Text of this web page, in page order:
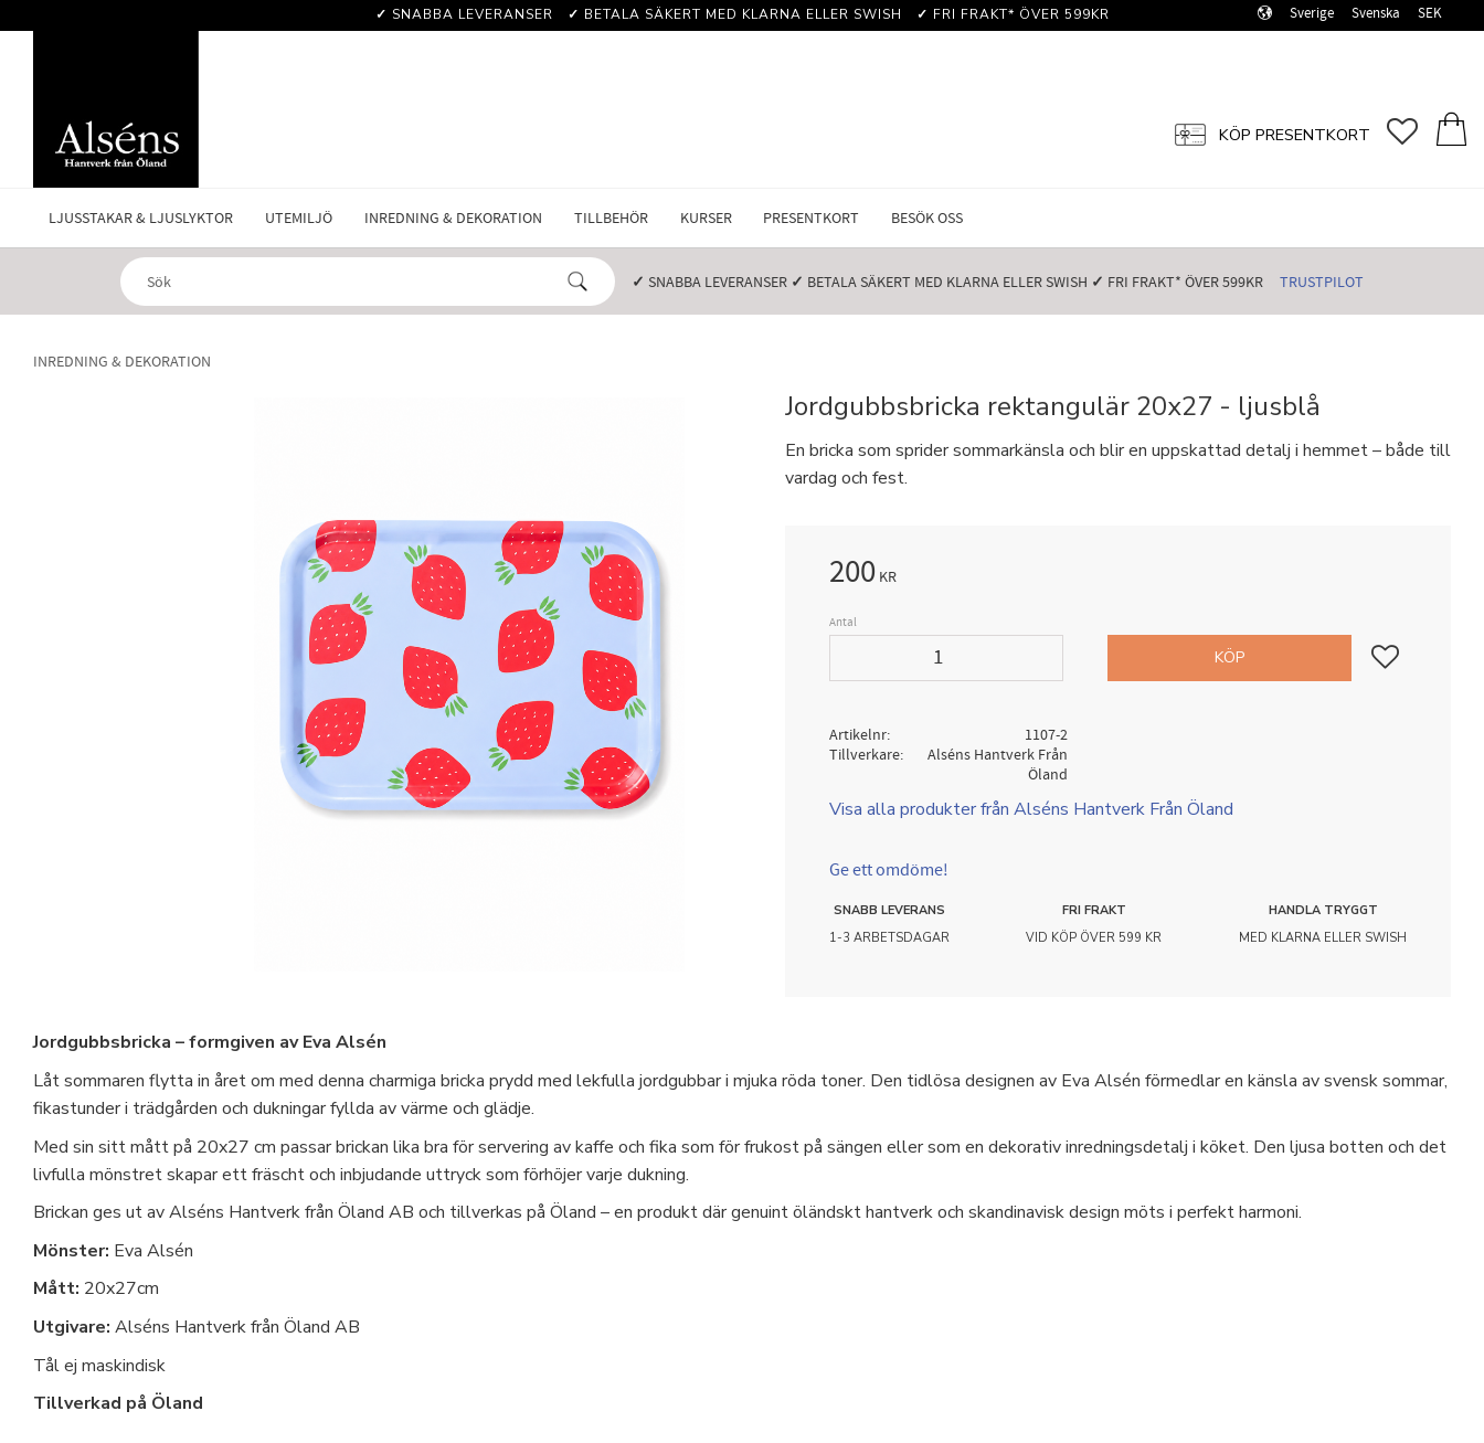
✓ SNABBA LEVERANSER️ ✓ BETALA SÄKERT MED KLARNA ELLER SWISH️ ✓ FRI FRAKT* ÖVER 599KR️ Sverige Svenska SEK
LJUSSTAKAR & LJUSLYKTOR UTEMILJÖ INREDNING & DEKORATION TILLBEHÖR KURSER PRESENTKORT BESÖK OSS
KÖP PRESENTKORT
✓ SNABBA LEVERANSER️ ✓ BETALA SÄKERT MED KLARNA ELLER SWISH️ ✓ FRI FRAKT* ÖVER 599KR️ TRUSTPILOT
INREDNING & DEKORATION
Jordgubbsbricka rektangulär 20x27 - ljusblå
En bricka som sprider sommarkänsla och blir en uppskattad detalj i hemmet – både till
vardag och fest.
200KR
Antal
KÖP Lägg till i
Artikelnr
1107-2
Tillverkare
Alséns Hantverk Från
Öland
Visa alla produkter från Alséns Hantverk Från Öland
Ge ett omdöme!
SNABB LEVERANS
1-3 ARBETSDAGAR
FRI FRAKT
VID KÖP ÖVER 599 KR
HANDLA TRYGGT
MED KLARNA ELLER SWISH
Jordgubbsbricka – formgiven av Eva Alsén
Låt sommaren flytta in året om med denna charmiga bricka prydd med lekfulla jordgubbar i mjuka röda toner. Den tidlösa designen av Eva Alsén förmedlar en känsla av svensk sommar,
fikastunder i trädgården och dukningar fyllda av värme och glädje.
Med sin sitt mått på 20x27 cm passar brickan lika bra för servering av kaffe och fika som för frukost på sängen eller som en dekorativ inredningsdetalj i köket. Den ljusa botten och det
livfulla mönstret skapar ett fräscht och inbjudande uttryck som förhöjer varje dukning.
Brickan ges ut av Alséns Hantverk från Öland AB och tillverkas på Öland – en produkt där genuint öländskt hantverk och skandinavisk design möts i perfekt harmoni.
Mönster: Eva Alsén
Mått: 20x27cm
Utgivare: Alséns Hantverk från Öland AB
Tål ej maskindisk
Tillverkad på Öland